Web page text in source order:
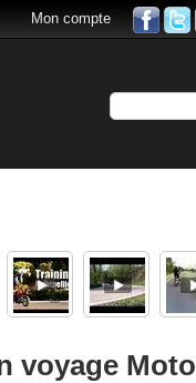
Mon compte
voyage Moto